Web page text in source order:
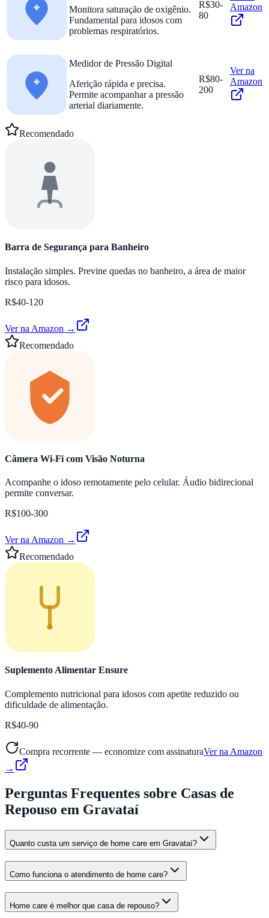
Monitora saturação de oxigênio.
Fundamental para idosos com
problemas respiratórios.
R$30-
80
Amazon
Medidor de Pressão Digital
Aferição rápida e precisa.
Permite acompanhar a pressão
arterial diariamente.
R$80-
200
Ver na
Amazon
Recomendado
Barra de Segurança para Banheiro
Instalação simples. Previne quedas no banheiro, a área de maior
risco para idosos.
R$40-120
Ver na Amazon →
Recomendado
Câmera Wi-Fi com Visão Noturna
Acompanhe o idoso remotamente pelo celular. Áudio bidirecional
permite conversar.
R$100-300
Ver na Amazon →
Recomendado
Suplemento Alimentar Ensure
Complemento nutricional para idosos com apetite reduzido ou
dificuldade de alimentação.
R$40-90
Compra recorrente — economize com assinaturaVer na Amazon
→
Perguntas Frequentes sobre Casas de
Repouso em Gravataí
Quanto custa um serviço de home care em Gravataí?
Como funciona o atendimento de home care?
Home care é melhor que casa de repouso?